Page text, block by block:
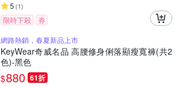
5 (1)
限時下殺
券
網路熱銷，春夏新品上市
KeyWear奇威名品 高腰修身俐落顯瘦寬褲(共2
色)-黑色
$880 61折